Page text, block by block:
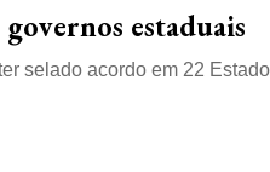
estaduais
selado acordo em 22